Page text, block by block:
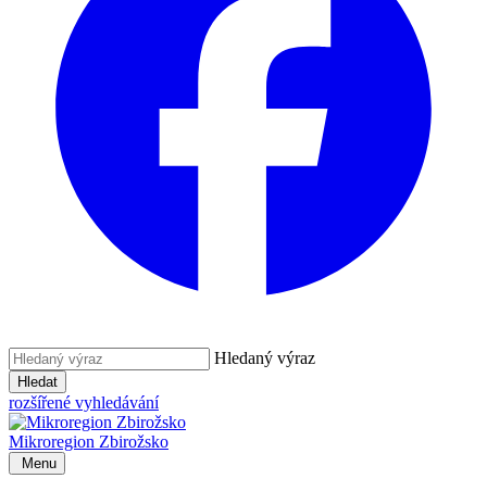
Hledaný výraz
Hledat
rozšířené vyhledávání
Mikroregion Zbirožsko
Menu